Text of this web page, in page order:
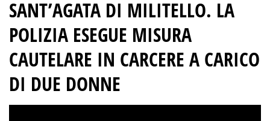
SANT’AGATA DI MILITELLO. LA
POLIZIA ESEGUE MISURA
CAUTELARE IN CARCERE A CARICO
DI DUE DONNE